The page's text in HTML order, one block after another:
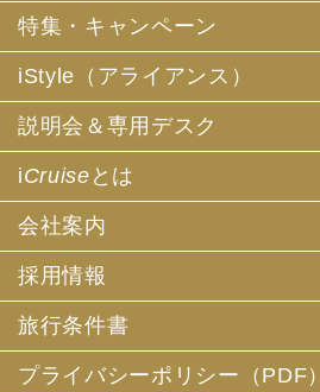
特集・キャンペーン
iStyle（アライアンス）
説明会＆専用デスク
iCruise とは
会社案内
採用情報
旅行条件書
プライバシーポリシー（PDF）